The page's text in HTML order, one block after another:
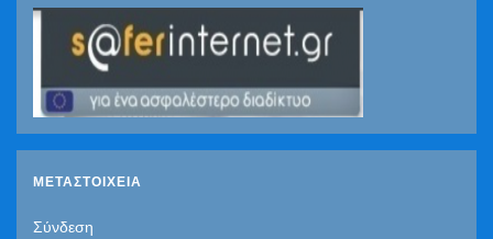
ΜΕΤΑΣΤΟΙΧΕΊΑ
Σύνδεση